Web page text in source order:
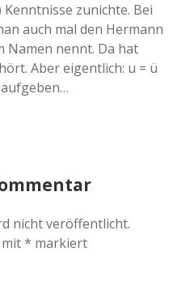
zunichte. Bei
auch mal den Hermann
Namen nennt. Da hat
Aber eigentlich: u = ü
nicht veröffentlicht.
* markiert